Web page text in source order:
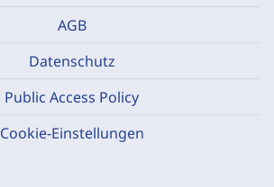
AGB
Datenschutz
Public Access Policy
Cookie-Einstellungen